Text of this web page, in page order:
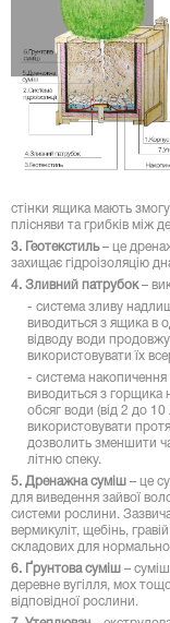
стінки ящика мають
плісняви та грибків між
3. Геотекстиль– це
захищає гідроізоляцію
4. Зливний патрубок–
- система зливу
виводиться з ящика в
відводу води
використовувати їх
- система накопичення
виводиться з горщика
обсяг води (від 2 до
використовувати
дозволить зменшити
літню спеку.
5. Дренажна суміш – це
для виведення зайвої
системи рослини.
вермикуліт, щебінь,
складових для
6. Ґрунтова суміш –
деревне вугілля, мох
відповідної рослини.